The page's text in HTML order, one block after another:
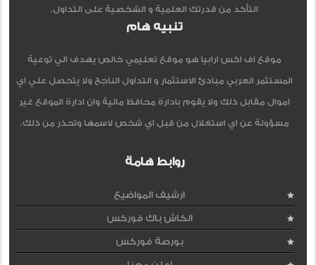
التأكد من قدرتك العلمية و الشخصية على التداول.
تنبيه هام
موقع اف اكس ارابيا هو موقع تعليمي خالص يهدف الي توعية
المستثمر العربي مبادئ الاستثمار و التداول الناجح ولا يتحصل علي اي
اموال مقابل ذلك ولا يقوم بادارة محافظ مالية وان ادارة الموقع غير
مسؤولة عن اي استغلال من قبل اي شخص لاسمها وتحذر من ذلك.
روابط هامة
ارشيف المواضيع
الكاش باك فوركس
بورصة فوركس